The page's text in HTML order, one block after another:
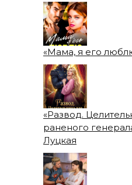
«Мама, я его
«Развод.
раненого
Луцкая